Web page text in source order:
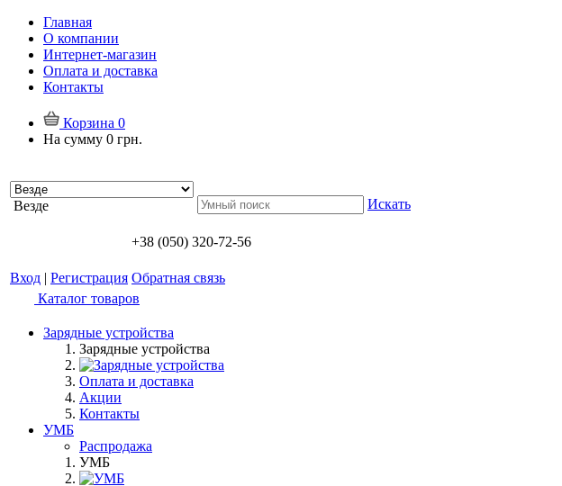
Главная
О компании
Интернет-магазин
Оплата и доставка
Контакты
Корзина 0
На сумму 0 грн.
Везде Искать
+38 (050) 320-72-56
Вход | Регистрация Обратная связь
Каталог товаров
Зарядные устройства
Зарядные устройства
Оплата и доставка
Акции
Контакты
УМБ
Распродажа
УМБ